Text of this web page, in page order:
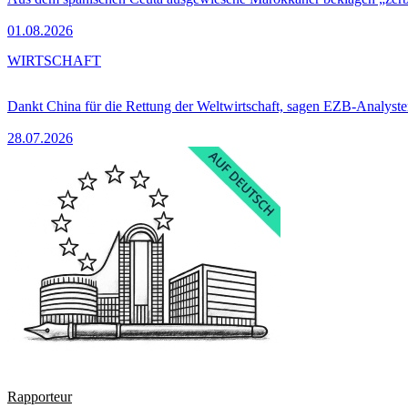
01.08.2026
Dankt China für die Rettung der Weltwirtschaft, sagen EZB-
28.07.2026
WIRTSCHAFT
Rapporteur